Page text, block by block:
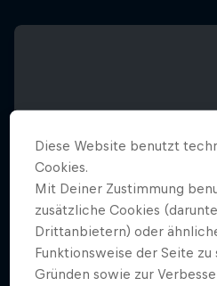
Diese Website benutzt
Cookies.
Mit Deiner Zustimmung
zusätzliche Cookies
Drittanbietern) oder
Funktionsweise der Seite
Gründen sowie zur